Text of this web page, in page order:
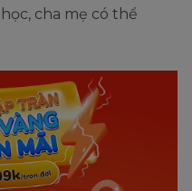
cha mẹ có thể